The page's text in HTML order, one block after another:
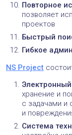
Повторное
позволяет
проектов
Быстрый
Гибкое
NS Project
хранение и
с задачами и
и
Система